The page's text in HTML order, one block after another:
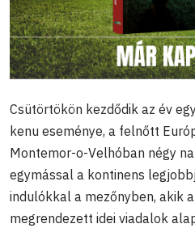
Csütörtökön kezdődik az év
kenu eseménye, a felnőtt
Montemor-o-Velhóban négy
egymással a kontinens
indulókkal a mezőnyben, akik
megrendezett idei viadalok